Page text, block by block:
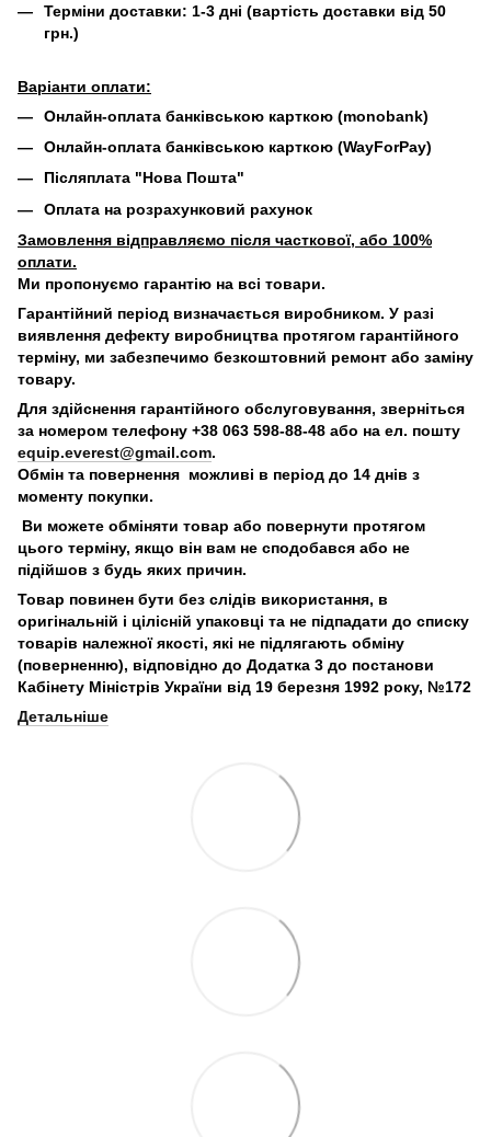
Терміни доставки: 1-3 дні (вартість доставки від 50
грн.)
Варіанти оплати:
Онлайн-оплата банківською карткою (monobank)
Онлайн-оплата банківською карткою (WayForPay)
Післяплата "Нова Пошта"
Оплата на розрахунковий рахунок
Замовлення відправляємо після часткової, або 100%
оплати.
Ми пропонуємо гарантію на всі товари.
Гарантійний період визначається виробником. У разі
виявлення дефекту виробництва протягом гарантійного
терміну, ми забезпечимо безкоштовний ремонт або заміну
товару.
Для здійснення гарантійного обслуговування, зверніться
за номером телефону +38 063 598-88-48 або на ел. пошту
equip.everest@gmail.com.
Обмін та повернення можливі в період до 14 днів з
моменту покупки.
Ви можете обміняти товар або повернути протягом
цього терміну, якщо він вам не сподобався або не
підійшов з будь яких причин.
Товар повинен бути без слідів використання, в
оригінальній і цілісній упаковці та не підпадати до списку
товарів належної якості, які не підлягають обміну
(поверненню), відповідно до Додатка 3 до постанови
Кабінету Міністрів України від 19 березня 1992 року, №172
Детальніше